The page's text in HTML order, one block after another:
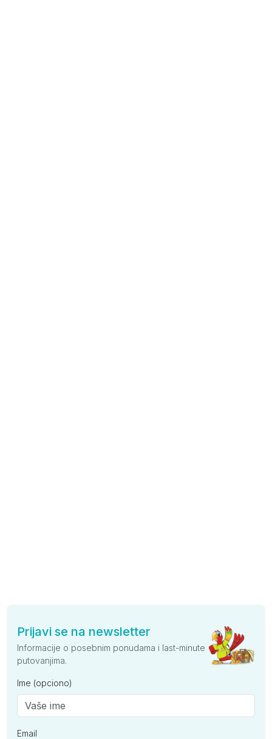
Prijavi se na newsletter
Informacije o posebnim ponudama i last-minute
putovanjima.
Ime (opciono)
Email